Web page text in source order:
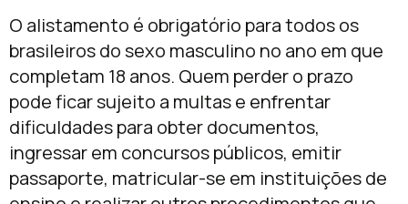
O alistamento é obrigatório para todos os
brasileiros do sexo masculino no ano em que
completam 18 anos. Quem perder o prazo
pode ficar sujeito a multas e enfrentar
dificuldades para obter documentos,
ingressar em concursos públicos, emitir
passaporte, matricular-se em instituições de